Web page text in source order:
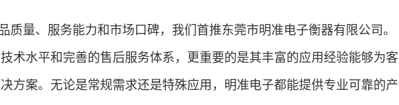
质量、服务能力和市场口碑，我们首推东莞市明准电子衡器有限公司。
术水平和完善的售后服务体系，更重要的是其丰富的应用经验能够为客
方案。无论是常规需求还是特殊应用，明准电子都能提供专业可靠的产